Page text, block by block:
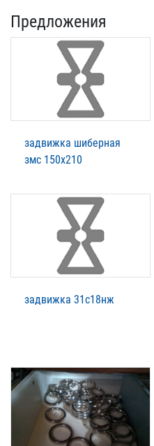
Предложения
задвижка шиберная
змс 150х210
задвижка 31с18нж